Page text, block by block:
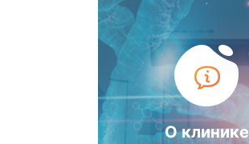
О клинике